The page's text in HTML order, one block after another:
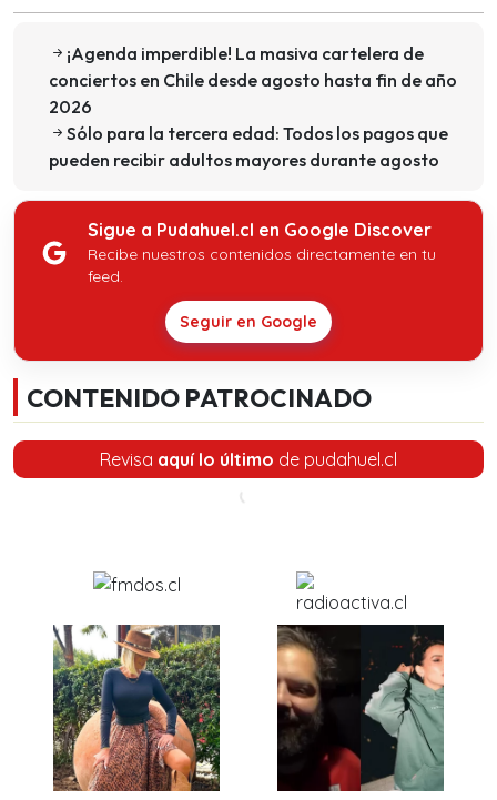
¡Agenda imperdible! La masiva cartelera de
conciertos en Chile desde agosto hasta fin de año
2026
Sólo para la tercera edad: Todos los pagos que
pueden recibir adultos mayores durante agosto
Sigue a Pudahuel.cl en Google Discover
Recibe nuestros contenidos directamente en tu
feed.
Seguir en Google
CONTENIDO PATROCINADO
Revisa aquí lo último de pudahuel.cl